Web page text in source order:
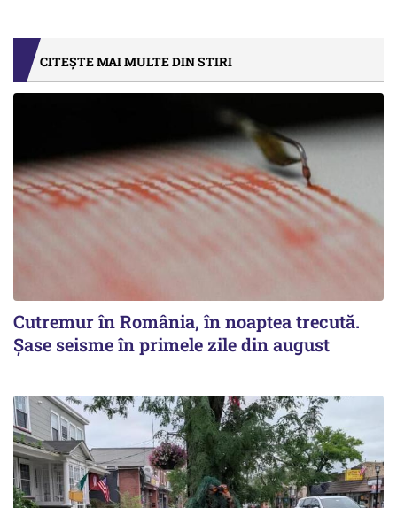
CITEȘTE MAI MULTE DIN STIRI
Cutremur în România, în noaptea trecută.
Șase seisme în primele zile din august